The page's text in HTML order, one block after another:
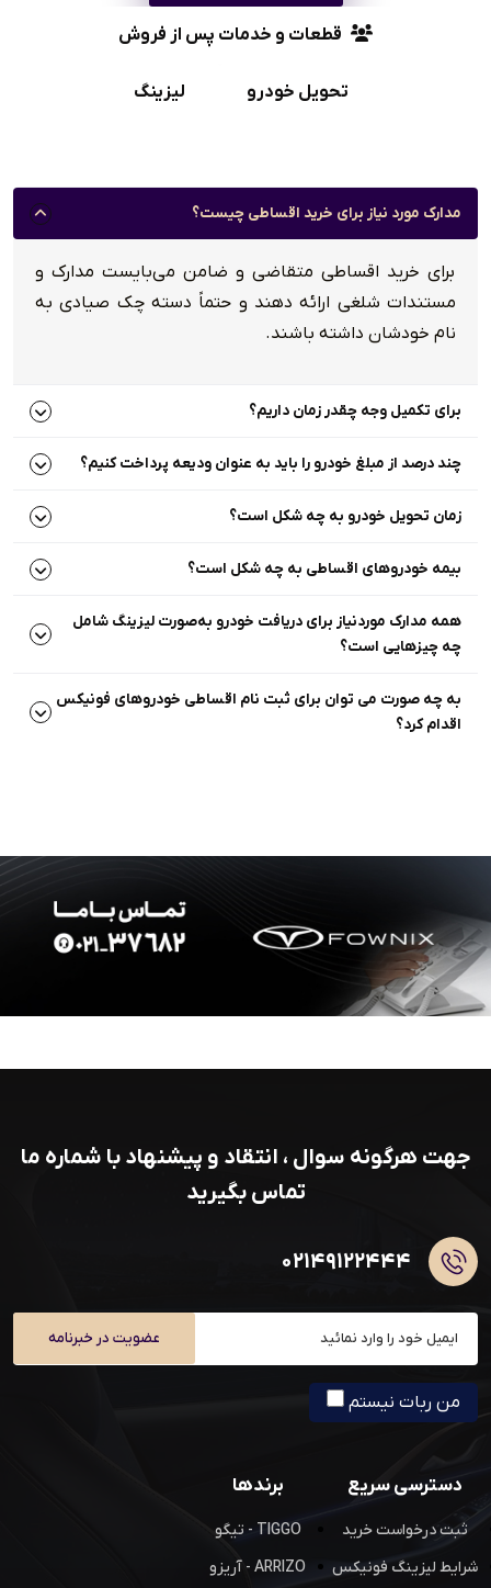
قطعات و خدمات پس از فروش
تحویل خودرو لیزینگ
مدارک مورد نیاز برای خرید اقساطی چیست؟
برای خرید اقساطی متقاضی و ضامن می‌بایست مدارک و
مستندات شلغی ارائه دهند و حتماً دسته چک صیادی به
نام خودشان داشته باشند.
برای تکمیل وجه چقدر زمان داریم؟
چند درصد از مبلغ خودرو را باید به عنوان ودیعه پرداخت کنیم؟
زمان تحویل خودرو به چه شکل است؟
بیمه خودرو‌های اقساطی به چه شکل است؟
همه مدارک موردنیاز برای دریافت خودرو به‌صورت لیزینگ شامل
چه چیزهایی است؟
به چه صورت می توان برای ثبت نام اقساطی خودروهای فونیکس
اقدام کرد؟
جهت هرگونه سوال ، انتقاد و پیشنهاد با شماره ما
تماس بگیرید
۰۲۱۴۹۱۲۲۴۴۴
عضویت در خبرنامه
من ربات نیستم
دسترسی سریع
ثبت درخواست خرید
شرایط لیزینگ فونیکس
برندها
TIGGO - تیگو
ARRIZO - آریزو